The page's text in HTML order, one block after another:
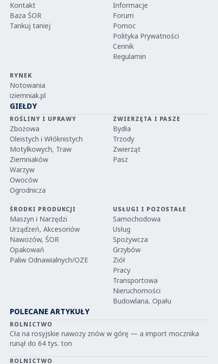
Kontakt
Baza ŚOR
Tankuj taniej
Informacje
Forum
Pomoc
Polityka Prywatności
Cennik
Regulamin
RYNEK
Notowania
iziemniak.pl
GIEŁDY
ROŚLINY I UPRAWY
Zbożowa
Oleistych i Włóknistych
Motylkowych, Traw
Ziemniaków
Warzyw
Owoców
Ogrodnicza
ZWIERZĘTA I PASZE
Bydła
Trzody
Zwierząt
Pasz
ŚRODKI PRODUKCJI
Maszyn i Narzędzi
Urządzeń, Akcesoriów
Nawozów, ŚOR
Opakowań
Paliw Odnawialnych/OZE
USŁUGI I POZOSTAŁE
Samochodowa
Usług
Spożywcza
Grzybów
Ziół
Pracy
Transportowa
Nieruchomości
Budowlana, Opału
POLECANE ARTYKUŁY
ROLNICTWO
Cła na rosyjskie nawozy znów w górę — a import mocznika
runął do 64 tys. ton
ROLNICTWO